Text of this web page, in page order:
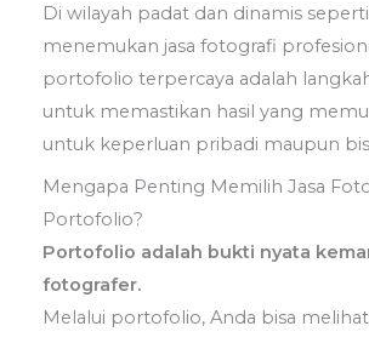
Di wilayah padat dan dinamis
menemukan jasa fotografi
portofolio terpercaya adalah
untuk memastikan hasil yang
untuk keperluan pribadi maupun
Mengapa Penting Memilih Jasa
Portofolio?
Portofolio adalah bukti nyata
fotografer.
Melalui portofolio, Anda bisa